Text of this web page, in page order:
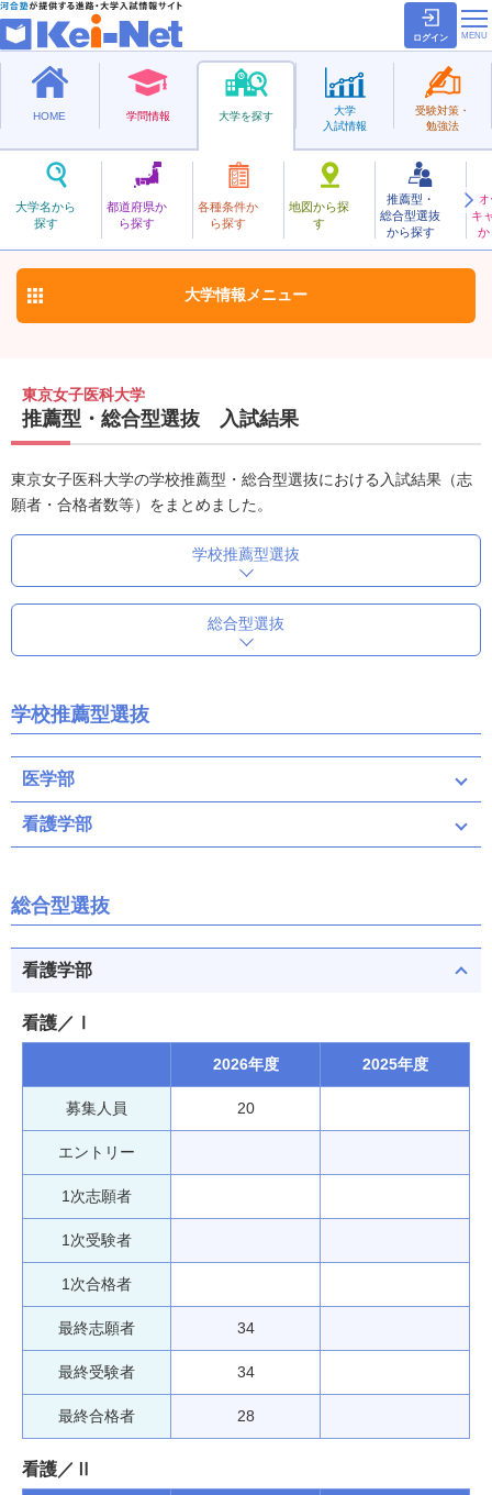
ログイン
HOME 学問情報 大学を探す
大学名から
探す
都道府県か
ら探す
各種条件か
ら探す
地図から探
す
推薦型・
総合型選抜
から探す
キ
か
大学
入試情報
受験対策・
勉強法
私立
とうきょうじょしいか
東京女子医科大学 お気に入り
大学情報 メニュー
東京女子医科大学
推薦型・総合型選抜 入試結果
東京女子医科大学の学校推薦型・総合型選抜における入試結果（志
願者・合格者数等）をまとめました。
学校推薦型選抜
総合型選抜
学校推薦型選抜
医学部
看護学部
総合型選抜
看護学部
看護／Ⅰ
2026年度 2025年度
募集人員 20
エントリー
1次志願者
1次受験者
1次合格者
最終志願者 34
最終受験者 34
最終合格者 28
看護／Ⅱ